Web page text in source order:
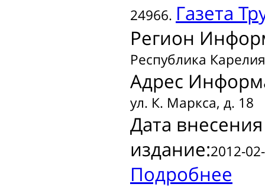
24966. Газета
Регион
Республика Карелия
Адрес
ул. К. Маркса, д. 18
Дата
издание:2012-
Подробнее